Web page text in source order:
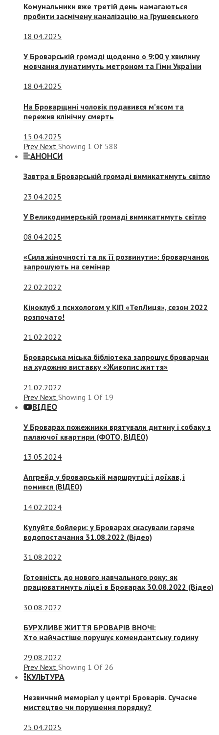
Комунальники вже третій день намагаються
пробити засмічену каналізацію на Грушевського
18.04.2025
У Броварській громаді щоденно о 9:00 у хвилину
мовчання лунатимуть метроном та Гімн України
18.04.2025
На Броварщині чоловік подавився м’ясом та
пережив клінічну смерть
15.04.2025
Prev Next Showing 1 Of 588
АНОНСИ
Завтра в Броварській громаді вимикатимуть світло
23.04.2025
У Великодимерській громаді вимикатимуть світло
08.04.2025
«Сила жіночності та як її розвинути»: броварчанок
запрошують на семінар
22.02.2022
Кіноклуб з психологом у КІП «ТепЛиця», сезон 2022
розпочато!
21.02.2022
Броварська міська бібліотека запрошує броварчан
на художню виставку «Живопис життя»
21.02.2022
Prev Next Showing 1 Of 19
ВІДЕО
У Броварах пожежники врятували дитину і собаку з
палаючої квартири (ФОТО, ВІДЕО)
13.05.2024
Апгрейд у броварській маршрутці: і доїхав, і
помився (ВІДЕО)
14.02.2024
Купуйте бойлери: у Броварах скасували гаряче
водопостачання 31.08.2022 (Відео)
31.08.2022
Готовність до нового навчального року: як
працюватимуть ліцеї в Броварах 30.08.2022 (Відео)
30.08.2022
БУРХЛИВЕ ЖИТТЯ БРОВАРІВ ВНОЧІ:
Хто найчастіше порушує комендантську годину
29.08.2022
Prev Next Showing 1 Of 26
КУЛЬТУРА
Незвичний меморіал у центрі Броварів. Сучасне
мистецтво чи порушення порядку?
25.04.2025